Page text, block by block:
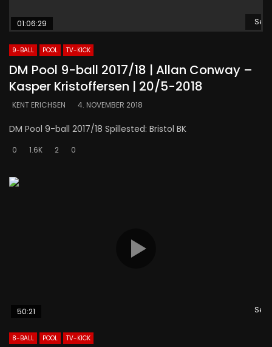
Se
01:06:29
9-BALL POOL TV-KICK
DM Pool 9-ball 2017/18 | Allan Conway –
Kasper Kristoffersen | 20/5-2018
KENT ERICHSEN 4. NOVEMBER 2018
DM Pool 9-ball 2017/18 Spillested: Bristol BK
0 1.6K 2 0
Se
50:21
8-BALL POOL TV-KICK